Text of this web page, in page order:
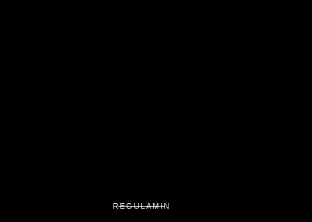
REGULAMIN